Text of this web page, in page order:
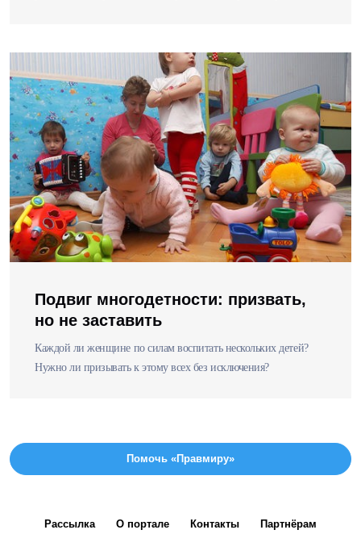
Подвиг многодетности: призвать,
но не заставить
Каждой ли женщине по силам воспитать нескольких детей?
Нужно ли призывать к этому всех без исключения?
Помочь «Правмиру»
Рассылка О портале Контакты Партнёрам